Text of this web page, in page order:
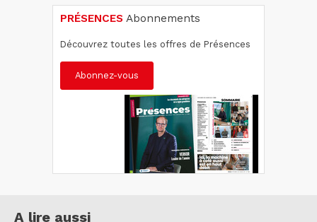
PRÉSENCES Abonnements
Découvrez toutes les offres de Présences
Abonnez-vous
A lire aussi